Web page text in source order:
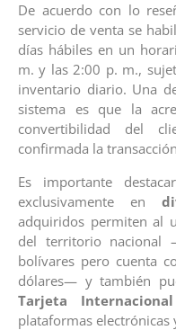
De acuerdo con lo
servicio de venta se
días hábiles en un
m. y las 2:00 p. m.,
inventario diario. Una
sistema es que la
convertibilidad del
confirmada la
Es importante
exclusivamente en
adquiridos permiten al
del territorio nacional
bolívares pero cuenta
dólares— y también
Tarjeta
plataformas electrónicas